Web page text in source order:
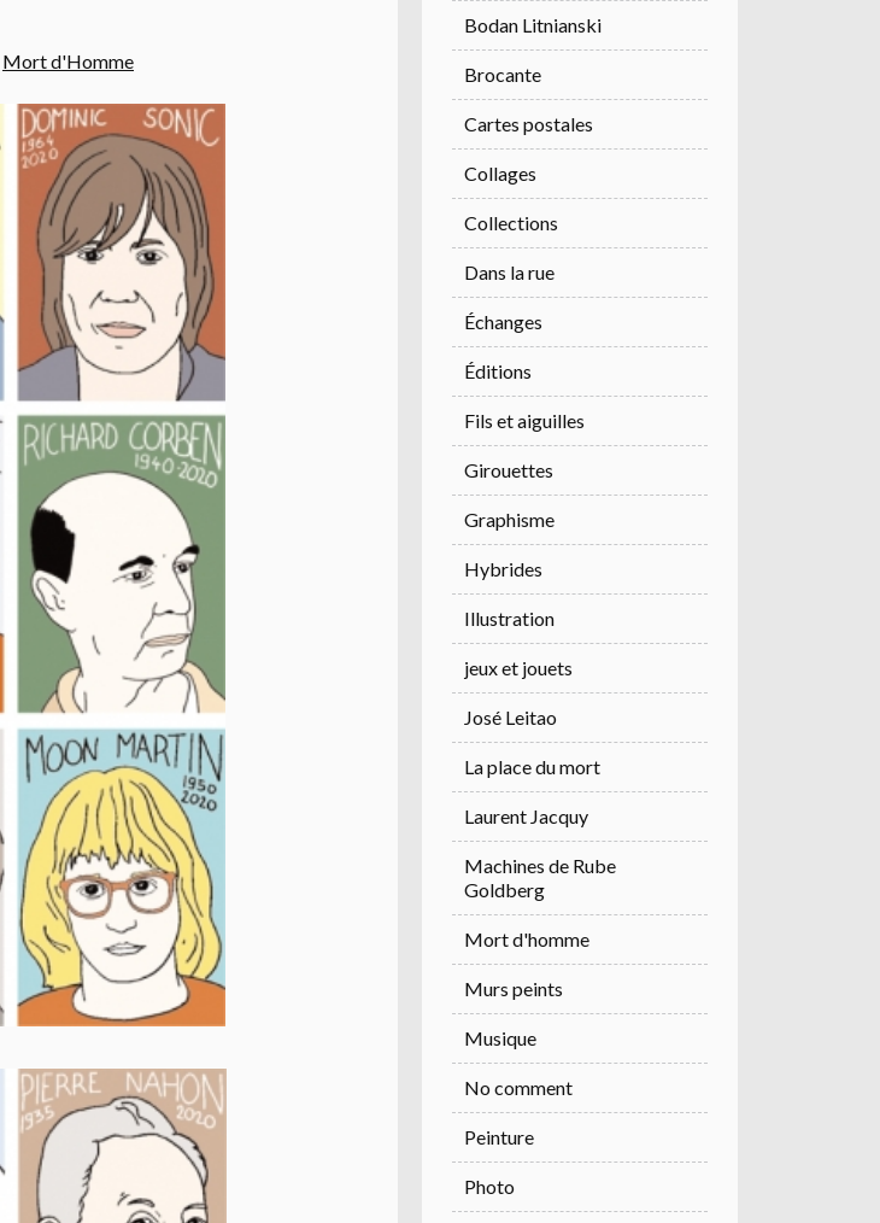
Mort d'Homme
Bodan Litnianski
Brocante
Cartes postales
Collages
Collections
Dans la rue
Échanges
Éditions
Fils et aiguilles
Girouettes
Graphisme
Hybrides
Illustration
jeux et jouets
José Leitao
La place du mort
Laurent Jacquy
Machines de Rube
Goldberg
Mort d'homme
Murs peints
Musique
No comment
Peinture
Photo